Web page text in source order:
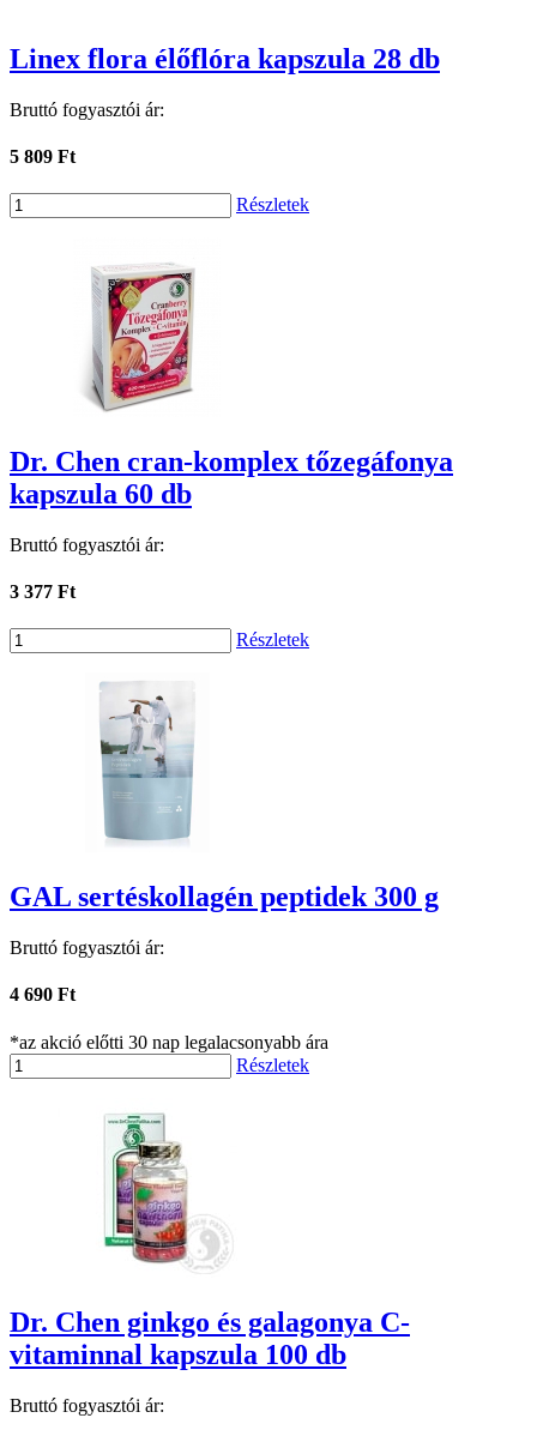
Linex flora élőflóra kapszula 28 db
Bruttó fogyasztói ár:
5 809 Ft
Részletek
Dr. Chen cran-komplex tőzegáfonya
kapszula 60 db
Bruttó fogyasztói ár:
3 377 Ft
Részletek
GAL sertéskollagén peptidek 300 g
Bruttó fogyasztói ár:
4 690 Ft
*az akció előtti 30 nap legalacsonyabb ára
Részletek
Dr. Chen ginkgo és galagonya C-
vitaminnal kapszula 100 db
Bruttó fogyasztói ár: